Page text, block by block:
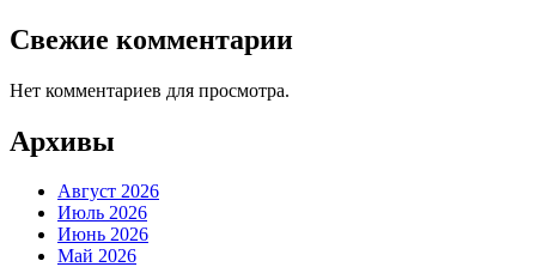
Свежие комментарии
Нет комментариев для просмотра.
Архивы
Август 2026
Июль 2026
Июнь 2026
Май 2026